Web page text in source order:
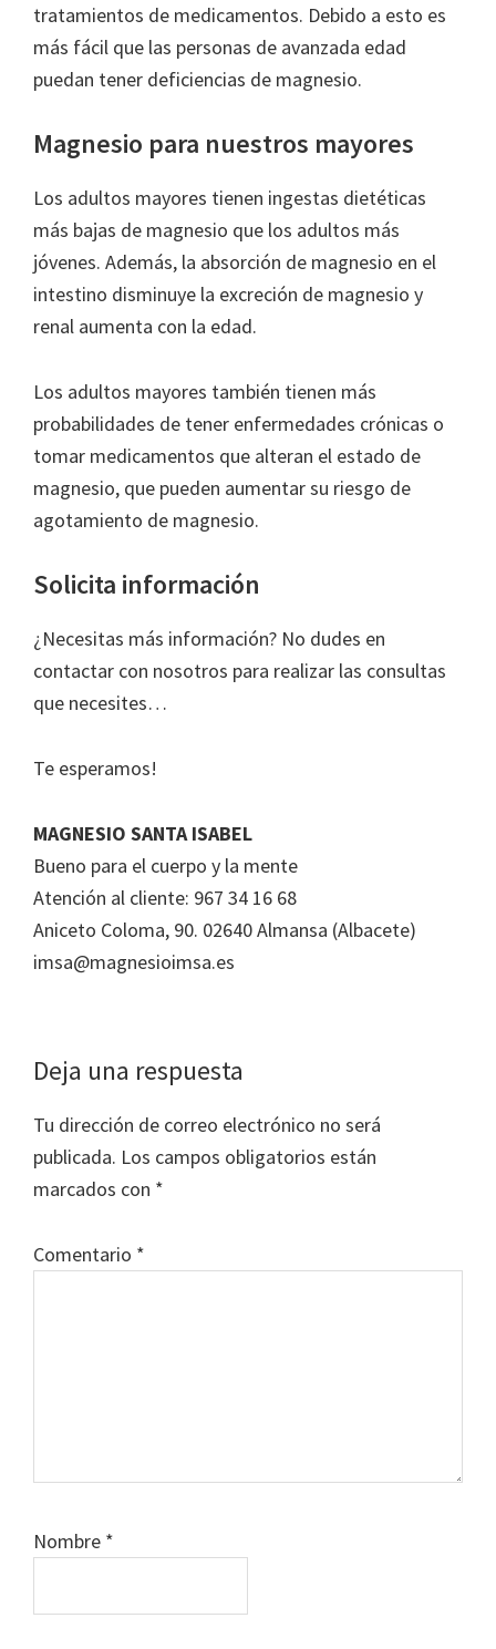
tratamientos de medicamentos. Debido a esto es
más fácil que las personas de avanzada edad
puedan tener deficiencias de magnesio.
Magnesio para nuestros mayores
Los adultos mayores tienen ingestas dietéticas
más bajas de magnesio que los adultos más
jóvenes. Además, la absorción de magnesio en el
intestino disminuye la excreción de magnesio y
renal aumenta con la edad.
Los adultos mayores también tienen más
probabilidades de tener enfermedades crónicas o
tomar medicamentos que alteran el estado de
magnesio, que pueden aumentar su riesgo de
agotamiento de magnesio.
Solicita información
¿Necesitas más información? No dudes en
contactar con nosotros para realizar las consultas
que necesites…
Te esperamos!
MAGNESIO SANTA ISABEL
Bueno para el cuerpo y la mente
Atención al cliente: 967 34 16 68
Aniceto Coloma, 90. 02640 Almansa (Albacete)
imsa@magnesioimsa.es
Interacciones
los
lectores
Deja una respuesta
Tu dirección de correo electrónico no será
publicada. Los campos obligatorios están
marcados con *
Comentario *
Nombre *